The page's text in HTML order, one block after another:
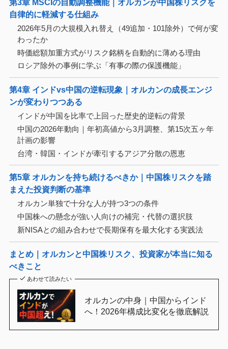
第3章 MSCIの自動調整機能｜オルカンが中国株リスクを
自律的に軽減する仕組み
2026年5月の大規模入れ替え（49追加・101除外）で何が変
わったか
時価総額加重方式がリスク銘柄を自動的に薄める理由
ロシア除外の事例に学ぶ「有事の際の保護機能」
第4章 インドvs中国の逆転現象｜オルカンの成長エンジ
ンが変わりつつある
インドが中国を比率で上回った歴史的逆転の背景
中国の2026年動向｜年初高値から3月調整、第15次五ヶ年
計画の影響
台湾・韓国・インドが牽引するアジア分散の恩恵
第5章 オルカンを持ち続けるべきか｜中国株リスクを踏
まえた投資判断の基準
オルカン単独で十分な人が持つ3つの条件
中国株への懸念が強い人向けの補完・代替の選択肢
新NISAとの組み合わせで長期保有を最大化する実践法
まとめ｜オルカンと中国株リスク、投資家が本当に知る
べきこと
あわせて読みたい
オルカンの中身｜中国からインド
へ！2026年構成比変化を徹底解説